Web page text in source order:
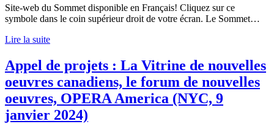
Site-web du Sommet disponible en Français! Cliquez sur ce
symbole dans le coin supérieur droit de votre écran. Le Sommet…
Lire la suite
Appel de projets : La Vitrine de nouvelles
oeuvres canadiens, le forum de nouvelles
oeuvres, OPERA America (NYC, 9
janvier 2024)